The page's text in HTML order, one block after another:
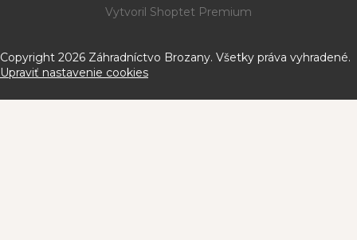
Vytvoril Shoptet Premium
Copyright 2026 Záhradníctvo Brozany. Všetky práva vyhradené.
Upraviť nastavenie cookies